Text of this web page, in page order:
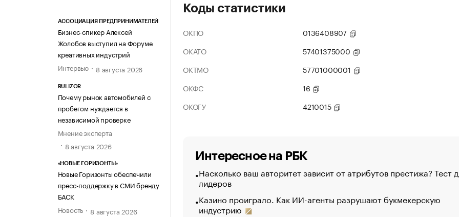
АССОЦИАЦИЯ ПРЕДПРИНИМАТЕЛЕЙ
Бизнес-спикер Алексей
Жолобов выступил на Форуме
креативных индустрий
Интервью
8 августа 2026
RULIZOR
Почему рынок автомобилей с
пробегом нуждается в
независимой проверке
Мнение эксперта
8 августа 2026
«НОВЫЕ ГОРИЗОНТЫ»
Новые Горизонты обеспечили
пресс-поддержку в СМИ бренду
БАСК
Новость
8 августа 2026
Коды статистики
ОКПО
0136408907
ОКАТО
57401375000
ОКТМО
57701000001
ОКФС
16
ОКОГУ
4210015
Интересное на РБК
Насколько ваш авторитет зависит от атрибутов престижа? Тест
лидеров
Казино проиграло. Как ИИ-агенты разрушают букмекерскую
индустрию